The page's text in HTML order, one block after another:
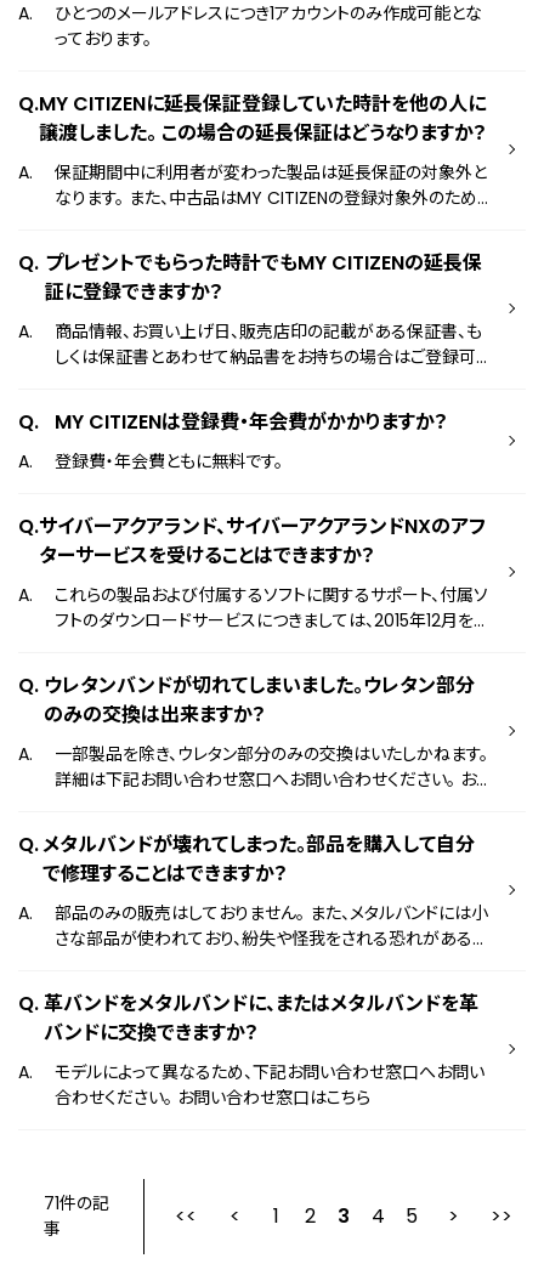
ひとつのメールアドレスにつき1アカウントのみ作成可能とな
っております。
MY CITIZENに延長保証登録していた時計を他の人に
譲渡しました。 この場合の延長保証はどうなりますか？
保証期間中に利用者が変わった製品は延長保証の対象外と
なります。 また、中古品はMY CITIZENの登録対象外のため、
プレゼントでもらった時計でもMY CITIZENの延長保
証に登録できますか？
商品情報、お買い上げ日、販売店印の記載がある保証書、も
しくは保証書とあわせて納品書をお持ちの場合はご登録可
MY CITIZENは登録費・年会費がかかりますか？
登録費・年会費ともに無料です。
サイバーアクアランド、サイバーアクアランドNXのアフ
ターサービスを受けることはできますか？
これらの製品および付属するソフトに関するサポート、付属ソ
フトのダウンロードサービスにつきましては、2015年12月をも
おかけ致しますが、ご理解賜りますようお願い申し上げます。
あわせまして、ユーザー登録にまつわる全ての個人情報につ
きましては、弊社が責任を持って消去致します。
ウレタンバンドが切れてしまいました。ウレタン部分
のみの交換は出来ますか？
一部製品を除き、ウレタン部分のみの交換はいたしかねます。
詳細は下記お問い合わせ窓口へお問い合わせください。 お
メタルバンドが壊れてしまった。部品を購入して自分
で修理することはできますか？
部品のみの販売はしておりません。 また、メタルバンドには小
さな部品が使われており、紛失や怪我をされる恐れがあるた
入された時計店、または下記よりお申込みください。 修理の
申し込み方法
革バンドをメタルバンドに、またはメタルバンドを革
バンドに交換できますか？
モデルによって異なるため、下記お問い合わせ窓口へお問い
合わせください。 お問い合わせ窓口はこちら
71件の記
事
最初 前
1 2 3 4 5